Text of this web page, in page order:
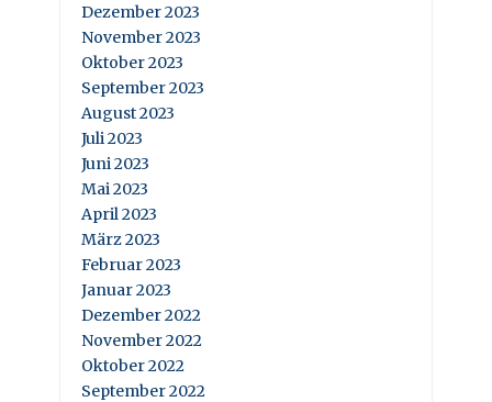
Dezember 2023
November 2023
Oktober 2023
September 2023
August 2023
Juli 2023
Juni 2023
Mai 2023
April 2023
März 2023
Februar 2023
Januar 2023
Dezember 2022
November 2022
Oktober 2022
September 2022